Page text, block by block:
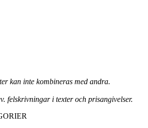
kan inte kombineras med andra.
felskrivningar i texter och prisangivelser.